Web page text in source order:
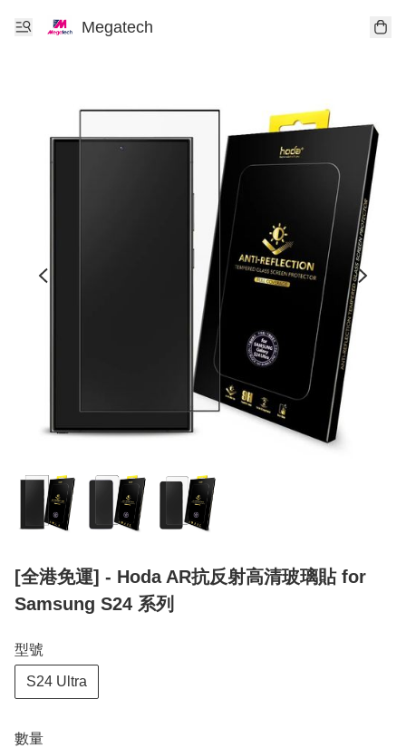
Megatech
[全港免運] - Hoda AR抗反射高清玻璃貼 for
Samsung S24 系列
型號
S24 Ultra
數量